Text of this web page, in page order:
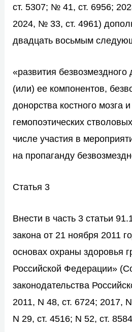
ст. 5307; № 41, ст. 6956;
2024, № 33, ст. 4961)
двадцать восьмым
«развития безвозмездного
(или) ее компонентов,
донорства костного мозга
гемопоэтических
числе участия в
на пропаганду
Статья 3
Внести в часть 3 статьи
закона от 21 ноября 2011
основах охраны здоровья
Российской Федерации»
законодательства
2011, N 48, ст. 6724; 2017,
N 29, ст. 4516; N 52, ст.